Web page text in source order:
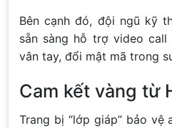
Bên cạnh đó, đội ngũ kỹ
sẵn sàng hỗ trợ video
vân tay, đổi mật mã trong
Cam kết vàng từ
Trang bị “lớp giáp” bảo